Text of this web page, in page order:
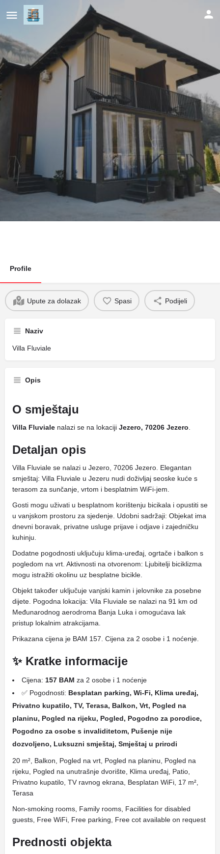
Villa Fluviale
Profile
Upute za dolazak Spasi Podijeli
Naziv
Villa Fluviale
Opis
O smještaju
Villa Fluviale nalazi se na lokaciji Jezero, 70206 Jezero
Detaljan opis
Villa Fluviale se nalazi u Jezero, 70206 Jezero. Elegantan
smještaj: Villa Fluviale u Jezeru nudi doživljaj seoske kuće s
terasom za sunčanje, vrtom i besplatnim WiFi-jem.
Gosti mogu uživati ​​u besplatnom korištenju bicikala i opustiti se
u vanjskom prostoru za sjedenje. Udobni sadržaji: Objekat ima
dnevni boravak, privatne usluge prijave i odjave i zajedničku
kuhinju.
Dodatne pogodnosti uključuju klima-uređaj, ogrtače i balkon s
pogledom na vrt. Aktivnosti na otvorenom: Ljubitelji biciklizma
mogu istražiti okolinu uz besplatne bicikle.
Objekt također uključuje vanjski kamin i jelovnike za posebne
dijete. Pogodna lokacija: Vila Fluviale se nalazi na 91 km od
Međunarodnog aerodroma Banja Luka i omogućava lak
pristup lokalnim atrakcijama.
Prikazana cijena je BAM 157. Cijena za 2 osobe i 1 noćenje.
✨ Kratke informacije
Cijena: 157 BAM za 2 osobe i 1 noćenje
✅ Pogodnosti: Besplatan parking, Wi-Fi, Klima uređaj,
Privatno kupatilo, TV, Terasa, Balkon, Vrt, Pogled na
planinu, Pogled na rijeku, Pogled, Pogodno za porodice,
Pogodno za osobe s invaliditetom, Pušenje nije
dozvoljeno, Luksuzni smještaj, Smještaj u prirodi
20 m², Balkon, Pogled na vrt, Pogled na planinu, Pogled na
rijeku, Pogled na unutrašnje dvorište, Klima uređaj, Patio,
Privatno kupatilo, TV ravnog ekrana, Besplatan WiFi, 17 m²,
Terasa
Non-smoking rooms, Family rooms, Facilities for disabled
guests, Free WiFi, Free parking, Free cot available on request
Prednosti objekta